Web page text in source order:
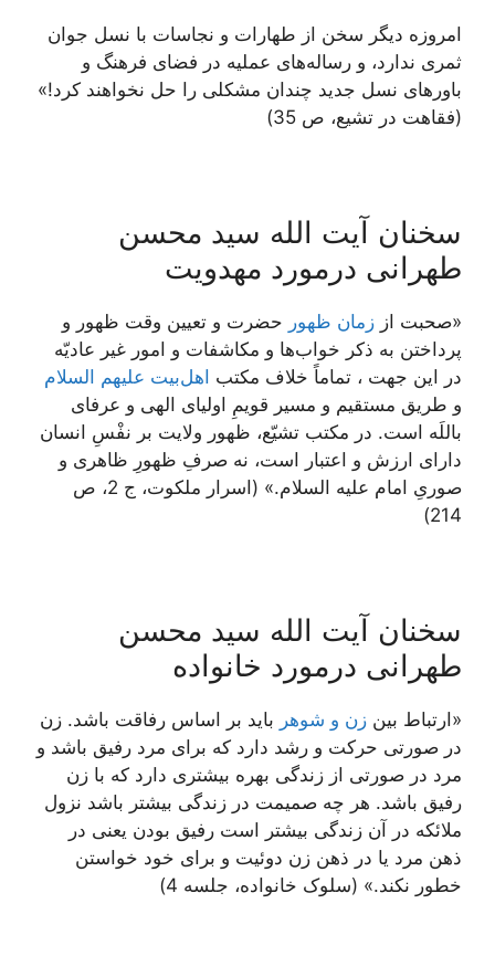
امروزه دیگر سخن از طهارات و نجاسات با نسل جوان
ثمرى ندارد، و رساله‏‌هاى عملیه در فضاى فرهنگ و
باورهاى نسل جدید چندان مشکلى را حل نخواهند کرد!»
(فقاهت در تشیع، ص 35)
سخنان آیت الله سید محسن
طهرانی درمورد مهدویت
«صحبت از زمان ظهور حضرت و تعیین وقت ظهور و
پرداختن به ذکر خواب‌ها و مکاشفات و امور غیر عادیّه
در این جهت ، تماماً خلاف مکتب اهل‌بیت علیهم السلام
و طریق مستقیم و مسیر قویمِ اولیای الهی و عرفای
باللَه است. در مکتب تشیّع، ظهور ولایت بر نفْسِ انسان
دارای ارزش و اعتبار است، نه صرفِ ظهورِ ظاهری و
صوریِ امام علیه السلام.» (اسرار ملکوت، ج 2، ص
214)
سخنان آیت الله سید محسن
طهرانی درمورد خانواده
«ارتباط بين زن و شوهر باید بر اساس رفاقت باشد. زن
در صورتى حركت و رشد دارد كه براى مرد رفيق باشد و
مرد در صورتى از زندگى بهره بيشترى دارد كه با زن
رفيق باشد. هر چه صميمت در زندگى بيشتر باشد نزول
ملائكه در آن زندگى بيشتر است رفيق بودن يعنى در
ذهن مرد يا در ذهن زن دوئيت و برای خود خواستن
خطور نكند.» (سلوک خانواده، جلسه 4)